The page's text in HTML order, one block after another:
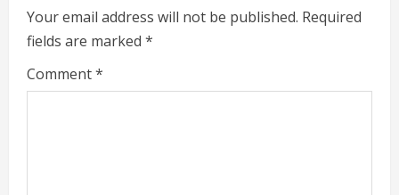
e
R
e
Your email address will not be published. Required
fields are marked *
Comment*